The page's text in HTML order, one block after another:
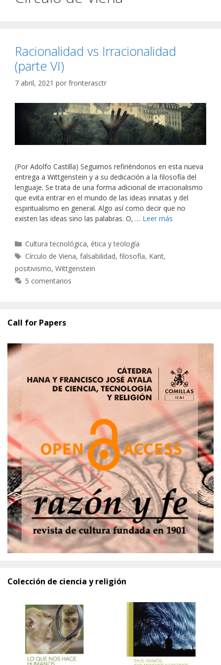
Racionalidad vs Irracionalidad
(parte VI)
7 abril, 2021 por fronterasctr
(Por Adolfo Castilla) Seguimos refiriéndonos en esta nueva
entrega a Wittgenstein y a su dedicación a la filosofía del
lenguaje. Se trata de una forma adicional de irracionalismo
que evita entrar en el mundo de las ideas innatas y del
espiritualismo en general. Algo así como decir que no
existen las ideas sino las palabras. O, … Leer más
Categorías
Cultura tecnológica, ética y teología
Etiquetas
Círculo de Viena,falsabilidad,filosofía, Kant,
positivismo, Wittgenstein
5 comentarios
Call for Papers
Colección de ciencia y religión